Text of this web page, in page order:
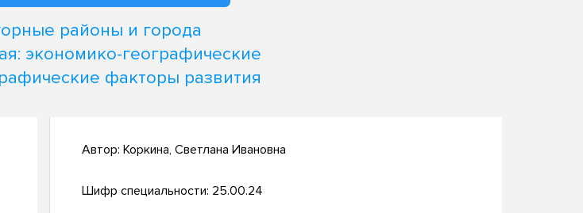
районы и города
экономико-географические
факторы развития
Автор: Коркина, Светлана Ивановна
Шифр специальности: 25.00.24